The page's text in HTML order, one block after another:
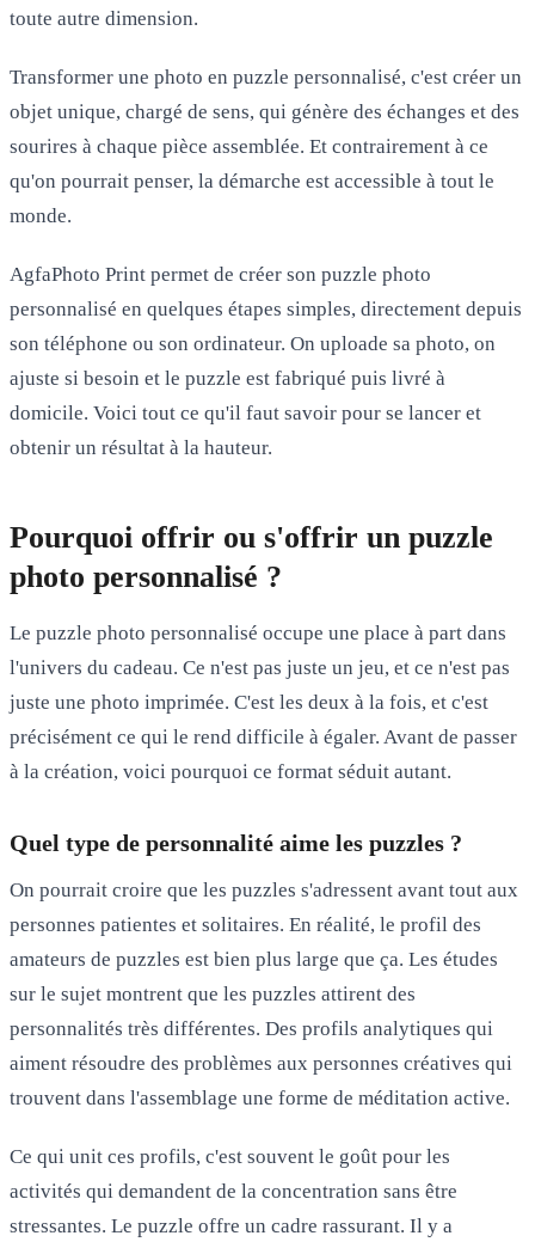
toute autre dimension.
Transformer une photo en puzzle personnalisé, c'est créer un
objet unique, chargé de sens, qui génère des échanges et des
sourires à chaque pièce assemblée. Et contrairement à ce
qu'on pourrait penser, la démarche est accessible à tout le
monde.
AgfaPhoto Print permet de créer son puzzle photo
personnalisé en quelques étapes simples, directement depuis
son téléphone ou son ordinateur. On uploade sa photo, on
ajuste si besoin et le puzzle est fabriqué puis livré à
domicile. Voici tout ce qu'il faut savoir pour se lancer et
obtenir un résultat à la hauteur.
Pourquoi offrir ou s'offrir un puzzle
photo personnalisé ?
Le puzzle photo personnalisé occupe une place à part dans
l'univers du cadeau. Ce n'est pas juste un jeu, et ce n'est pas
juste une photo imprimée. C'est les deux à la fois, et c'est
précisément ce qui le rend difficile à égaler. Avant de passer
à la création, voici pourquoi ce format séduit autant.
Quel type de personnalité aime les puzzles ?
On pourrait croire que les puzzles s'adressent avant tout aux
personnes patientes et solitaires. En réalité, le profil des
amateurs de puzzles est bien plus large que ça. Les études
sur le sujet montrent que les puzzles attirent des
personnalités très différentes. Des profils analytiques qui
aiment résoudre des problèmes aux personnes créatives qui
trouvent dans l'assemblage une forme de méditation active.
Ce qui unit ces profils, c'est souvent le goût pour les
activités qui demandent de la concentration sans être
stressantes. Le puzzle offre un cadre rassurant. Il y a